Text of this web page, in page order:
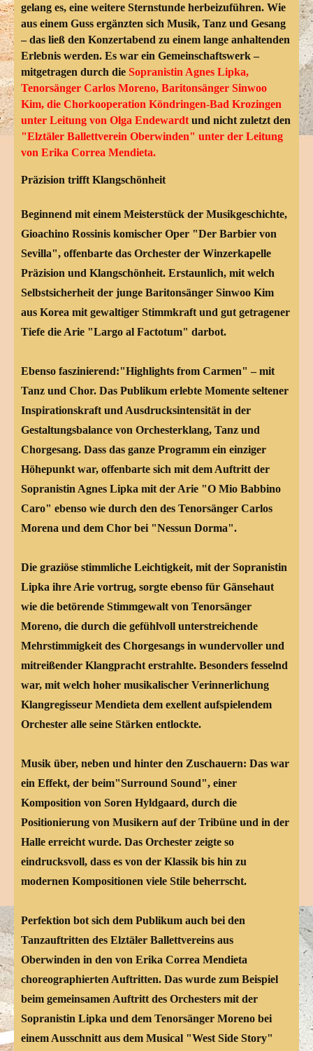
gelang es, eine weitere Sternstunde herbeizuführen. Wie
aus einem Guss ergänzten sich Musik, Tanz und Gesang
– das ließ den Konzertabend zu einem lange anhaltenden
Erlebnis werden. Es war ein Gemeinschaftswerk –
mitgetragen durch die Sopranistin Agnes Lipka,
Tenorsänger Carlos Moreno, Baritonsänger Sinwoo
Kim, die Chorkooperation Köndringen-Bad Krozingen
unter Leitung von Olga Endewardt und nicht zuletzt den
"Elztäler Ballettverein Oberwinden" unter der Leitung
von Erika Correa Mendieta.
Präzision trifft Klangschönheit
Beginnend mit einem Meisterstück der Musikgeschichte,
Gioachino Rossinis komischer Oper "Der Barbier von
Sevilla", offenbarte das Orchester der Winzerkapelle
Präzision und Klangschönheit. Erstaunlich, mit welch
Selbstsicherheit der junge Baritonsänger Sinwoo Kim
aus Korea mit gewaltiger Stimmkraft und gut getragener
Tiefe die Arie "Largo al Factotum" darbot.
Ebenso faszinierend:"Highlights from Carmen" – mit
Tanz und Chor. Das Publikum erlebte Momente seltener
Inspirationskraft und Ausdrucksintensität in der
Gestaltungsbalance von Orchesterklang, Tanz und
Chorgesang. Dass das ganze Programm ein einziger
Höhepunkt war, offenbarte sich mit dem Auftritt der
Sopranistin Agnes Lipka mit der Arie "O Mio Babbino
Caro" ebenso wie durch den des Tenorsänger Carlos
Morena und dem Chor bei "Nessun Dorma".
Die graziöse stimmliche Leichtigkeit, mit der Sopranistin
Lipka ihre Arie vortrug, sorgte ebenso für Gänsehaut
wie die betörende Stimmgewalt von Tenorsänger
Moreno, die durch die gefühlvoll unterstreichende
Mehrstimmigkeit des Chorgesangs in wundervoller und
mitreißender Klangpracht erstrahlte. Besonders fesselnd
war, mit welch hoher musikalischer Verinnerlichung
Klangregisseur Mendieta dem exellent aufspielendem
Orchester alle seine Stärken entlockte.
Musik über, neben und hinter den Zuschauern: Das war
ein Effekt, der beim"Surround Sound", einer
Komposition von Soren Hyldgaard, durch die
Positionierung von Musikern auf der Tribüne und in der
Halle erreicht wurde. Das Orchester zeigte so
eindrucksvoll, dass es von der Klassik bis hin zu
modernen Kompositionen viele Stile beherrscht.
Perfektion bot sich dem Publikum auch bei den
Tanzauftritten des Elztäler Ballettvereins aus
Oberwinden in den von Erika Correa Mendieta
choreographierten Auftritten. Das wurde zum Beispiel
beim gemeinsamen Auftritt des Orchesters mit der
Sopranistin Lipka und dem Tenorsänger Moreno bei
einem Ausschnitt aus dem Musical "West Side Story"